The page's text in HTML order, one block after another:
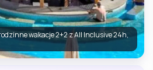
wakacje 2+2 z All Inclusive 24h,